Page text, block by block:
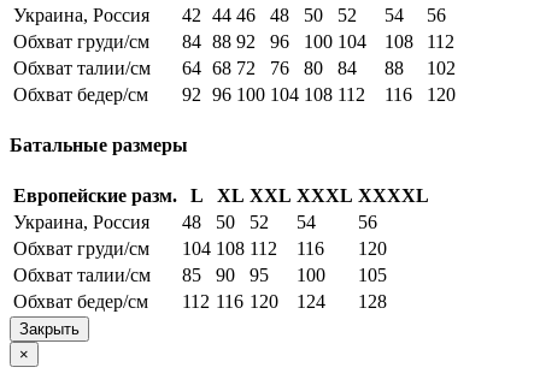
Украина, Россия
42 44 46 48 50 52 54
56
Обхват груди/см
84 88 92 96 100 104 108
112
Обхват талии/см
64 68 72 76 80 84 88
102
Обхват бедер/см
92 96 100 104 108 112 116 120
Батальные размеры
Европейские разм. L XL XXL XXXL XXXXL
Украина, Россия
48 50 52 54
56
Обхват груди/см
104 108 112 116
120
Обхват талии/см
85 90 95 100
105
Обхват бедер/см
112 116 120 124 128
Закрыть
×